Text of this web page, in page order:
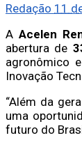
Redação 11
AAcelen
abertura de
agronômico
Inovação
“Além da
uma
futuro do